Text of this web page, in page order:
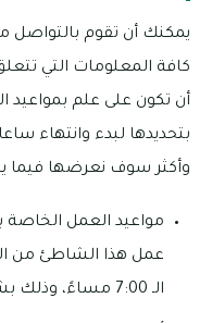
يمكنك أن تقوم
كافة المعلومات التي
أن تكون على علم بمواعيد
بتحديدها لبدء وانتهاء
وأكثر سوف نعرضها فيما
مواعيد العمل
الـ 7:00 مساءً، وذلك بشكل يومي.